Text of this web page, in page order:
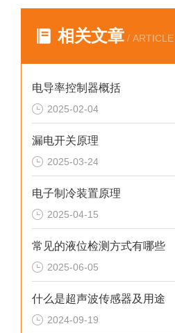
相关文章 / ARTICLE
电导率控制器概括
2025-02-04
漏电开关原理
2025-03-24
电子制冷装置原理
2025-04-15
常见的液位检测方式有哪些
2025-06-05
什么是超声波传感器及用途
2024-09-19